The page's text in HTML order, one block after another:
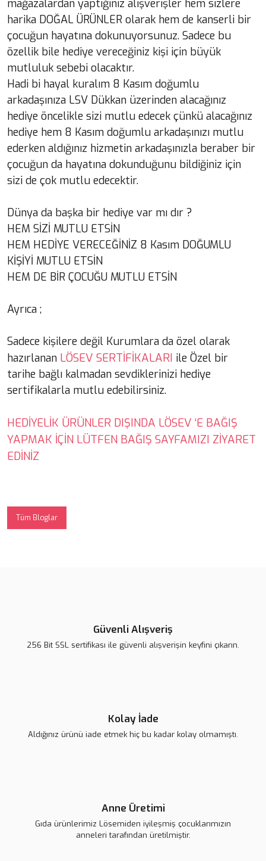
mağazalardan yaptığınız alışverişler hem sizlere
harika DOĞAL ÜRÜNLER olarak hem de kanserli bir
çocuğun hayatına dokunuyorsunuz. Sadece bu
özellik bile hediye vereceğiniz kişi için büyük
mutluluk sebebi olacaktır.
Hadi bi hayal kuralım 8 Kasım doğumlu
arkadaşınıza LSV Dükkan üzerinden alacağınız
hediye öncelikle sizi mutlu edecek çünkü alacağınız
hediye hem 8 Kasım doğumlu arkadaşınızı mutlu
ederken aldığınız hizmetin arkadaşınızla beraber bir
çocuğun da hayatına dokunduğunu bildiğiniz için
sizi de çok mutlu edecektir.
Dünya da başka bir hediye var mı dır ?
HEM SİZİ MUTLU ETSİN
HEM HEDİYE VERECEĞİNİZ 8 Kasım DOĞUMLU
KİŞİYİ MUTLU ETSİN
HEM DE BİR ÇOCUĞU MUTLU ETSİN
Ayrıca ;
Sadece kişilere değil Kurumlara da özel olarak
hazırlanan LÖSEV SERTİFİKALARI ile Özel bir
tarihe bağlı kalmadan sevdiklerinizi hediye
sertifikalarla mutlu edebilirsiniz.
HEDİYELİK ÜRÜNLER DIŞINDA LÖSEV ‘E BAĞIŞ
YAPMAK İÇİN LÜTFEN BAĞIŞ SAYFAMIZI ZİYARET
EDİNİZ
Tüm Bloglar
Güvenli Alışveriş
256 Bit SSL sertifikası ile güvenli alışverişin keyfini çıkarın.
Kolay İade
Aldığınız ürünü iade etmek hiç bu kadar kolay olmamıştı.
Anne Üretimi
Gıda ürünlerimiz Lösemiden iyileşmiş çocuklarımızın
anneleri tarafından üretilmiştir.